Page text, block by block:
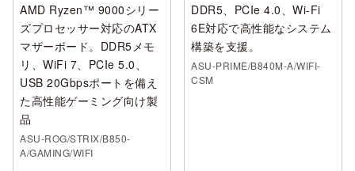
AMD Ryzen™ 9000シリー
ズプロセッサー対応のATX
マザーボード。DDR5メモ
リ、WiFi 7、PCIe 5.0、
USB 20Gbpsポートを備え
た高性能ゲーミング向け製
品
ASU-ROG/STRIX/B850-
A/GAMING/WIFI
DDR5、PCIe 4.0、Wi‑Fi
6E対応で高性能なシステム
構築を支援。
ASU-PRIME/B840M-A/WIFI-
CSM